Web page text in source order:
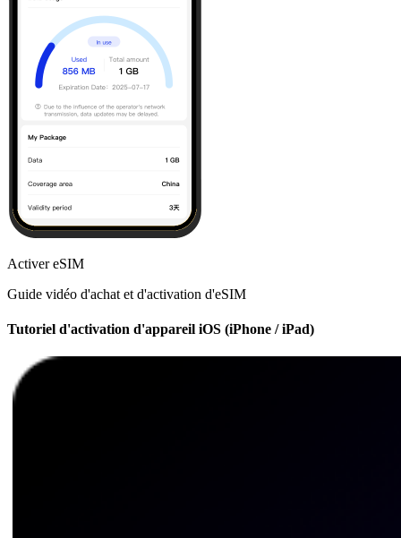
Activer eSIM
Guide vidéo d'achat et d'activation d'eSIM
Tutoriel d'activation d'appareil iOS (iPhone / iPad)